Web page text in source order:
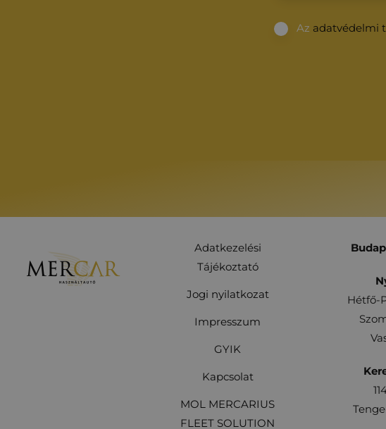
Az adatvédelmi
Adatkezelési
Tájékoztató
Jogi nyilatkozat
Impresszum
GYIK
Kapcsolat
MOL MERCARIUS
FLEET SOLUTION
Hétfő-